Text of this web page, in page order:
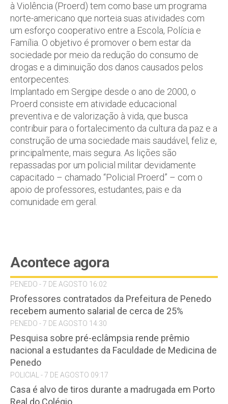
à Violência (Proerd) tem como base um programa
norte-americano que norteia suas atividades com
um esforço cooperativo entre a Escola, Polícia e
Família. O objetivo é promover o bem estar da
sociedade por meio da redução do consumo de
drogas e a diminuição dos danos causados pelos
entorpecentes.
Implantado em Sergipe desde o ano de 2000, o
Proerd consiste em atividade educacional
preventiva e de valorização à vida, que busca
contribuir para o fortalecimento da cultura da paz e a
construção de uma sociedade mais saudável, feliz e,
principalmente, mais segura. As lições são
repassadas por um policial militar devidamente
capacitado – chamado “Policial Proerd” – com o
apoio de professores, estudantes, pais e da
comunidade em geral.
Acontece agora
PENEDO - 7 DE AGOSTO 16:02
Professores contratados da Prefeitura de Penedo
recebem aumento salarial de cerca de 25%
PENEDO - 7 DE AGOSTO 14:30
Pesquisa sobre pré-eclâmpsia rende prêmio
nacional a estudantes da Faculdade de Medicina de
Penedo
POLICIAL - 7 DE AGOSTO 09:17
Casa é alvo de tiros durante a madrugada em Porto
Real do Colégio